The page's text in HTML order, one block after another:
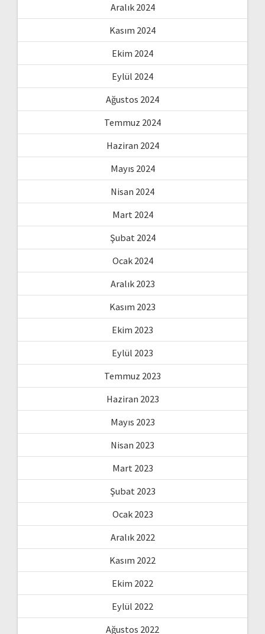
Aralık 2024
Kasım 2024
Ekim 2024
Eylül 2024
Ağustos 2024
Temmuz 2024
Haziran 2024
Mayıs 2024
Nisan 2024
Mart 2024
Şubat 2024
Ocak 2024
Aralık 2023
Kasım 2023
Ekim 2023
Eylül 2023
Temmuz 2023
Haziran 2023
Mayıs 2023
Nisan 2023
Mart 2023
Şubat 2023
Ocak 2023
Aralık 2022
Kasım 2022
Ekim 2022
Eylül 2022
Ağustos 2022